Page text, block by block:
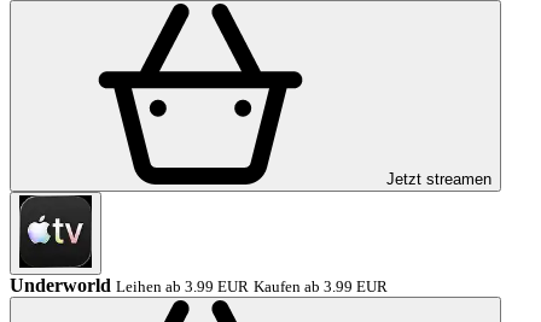
Jetzt streamen
Underworld Leihen ab 3.99 EUR Kaufen ab 3.99 EUR